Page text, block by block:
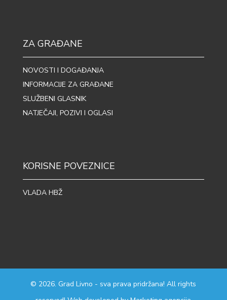
ZA GRAĐANE
NOVOSTI I DOGAĐANJA
INFORMACIJE ZA GRAĐANE
SLUŽBENI GLASNIK
NATJEČAJI, POZIVI I OGLASI
KORISNE POVEZNICE
VLADA HBŽ
© 2026. Grad Livno - sva prava pridržana! All rights